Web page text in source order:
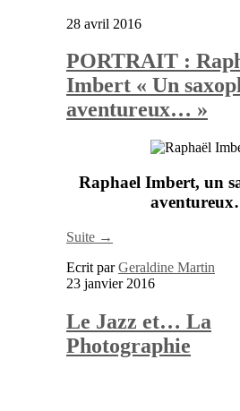
28 avril 2016
PORTRAIT :
Imbert « Un
aventureux… »
Raphael Imbert, un
Suite →
Ecrit parGeraldine Martin
23 janvier 2016
Le Jazz et… La
Photographie